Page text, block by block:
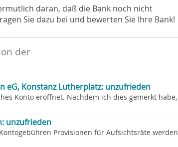
daran, daß die Bank noch nicht
Sie dazu bei und bewerten Sie Ihre Bank!
der
eG, Konstanz Lutherplatz: unzufrieden
Konto eröffnet. Nachdem ich dies gemerkt habe,
unzufrieden
Provisionen für Aufsichtsräte werden